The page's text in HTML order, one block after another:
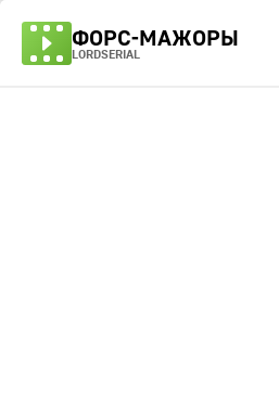
ФОРС-МАЖОРЫ
LORDSERIAL